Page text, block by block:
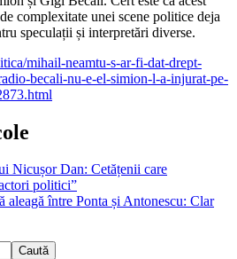
complexitate unei scene politice deja
speculații și interpretări diverse.
mihail-neamtu-s-ar-fi-dat-drept-
becali-nu-e-el-simion-l-a-injurat-pe-
Nicușor Dan: Cetățenii care
politici”
aleagă între Ponta și Antonescu: Clar
Caută